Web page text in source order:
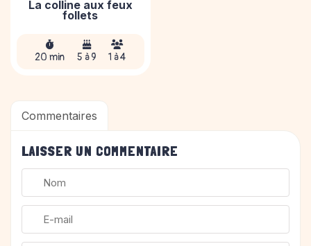
La colline aux feux
follets
20 min 5 à 9 1 à 4
Commentaires
LAISSER UN COMMENTAIRE